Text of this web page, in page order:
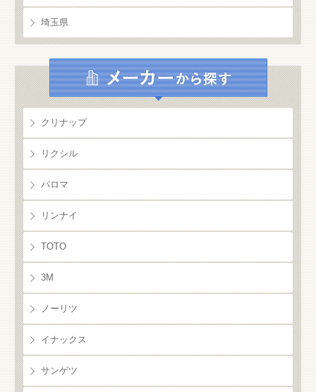
埼玉県
クリナップ
リクシル
パロマ
リンナイ
TOTO
3M
ノーリツ
イナックス
サンゲツ